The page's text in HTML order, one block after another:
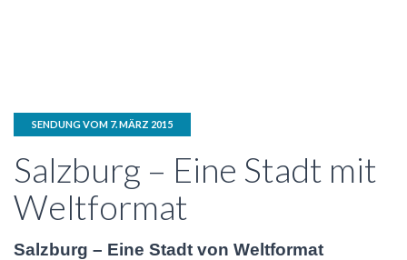
SENDUNG VOM 7. MÄRZ 2015
Salzburg – Eine Stadt mit
Weltformat
Salzburg – Eine Stadt von Weltformat